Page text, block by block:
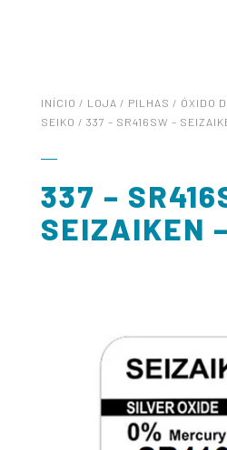
INÍCIO / LOJA / PILHAS / ÓXIDO
SEIKO / 337 – SR416SW –
337 –
SEIZAIKEN